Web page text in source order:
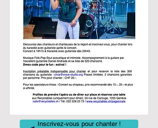
Inscrivez-vous pour chanter !